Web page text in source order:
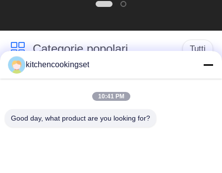
Categorie popolari Tutti
Set di pentole
antiaderenti
insiemi delle pentole
kitchencookingset
10:41 PM
Good day, what product are you looking for?